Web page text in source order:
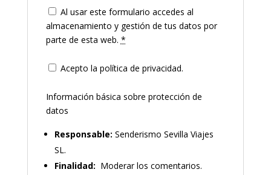
Al usar este formulario accedes al
almacenamiento y gestión de tus datos por
parte de esta web. *
Acepto la política de privacidad.
Información básica sobre protección de
datos
Responsable: Senderismo Sevilla Viajes
SL.
Finalidad: Moderar los comentarios.